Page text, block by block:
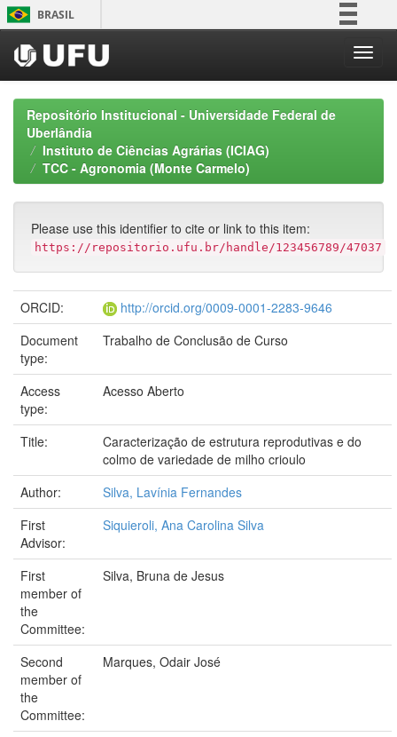
Skip
navigation
BRASIL
Participe
Acesso à informação
Legislação
Repositório Institucional - Universidade Federal de
Uberlândia
Instituto de Ciências Agrárias (ICIAG)
TCC - Agronomia (Monte Carmelo)
Please use this identifier to cite or link to this item:
https://repositorio.ufu.br/handle/123456789/47037
ORCID:
http://orcid.org/0009-0001-2283-9646
Document
type:
Trabalho de Conclusão de Curso
Access
type:
Acesso Aberto
Title:
Caracterização de estrutura reprodutivas e do
colmo de variedade de milho crioulo
Author:
Silva, Lavínia Fernandes
First
Advisor:
Siquieroli, Ana Carolina Silva
First
member of
the
Committee:
Silva, Bruna de Jesus
Second
member of
the
Committee:
Marques, Odair José